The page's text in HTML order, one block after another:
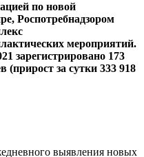
по новой
Роспотребнадзором
мероприятий.
зарегистрировано 173
(прирост за сутки 333 918
выявления новых